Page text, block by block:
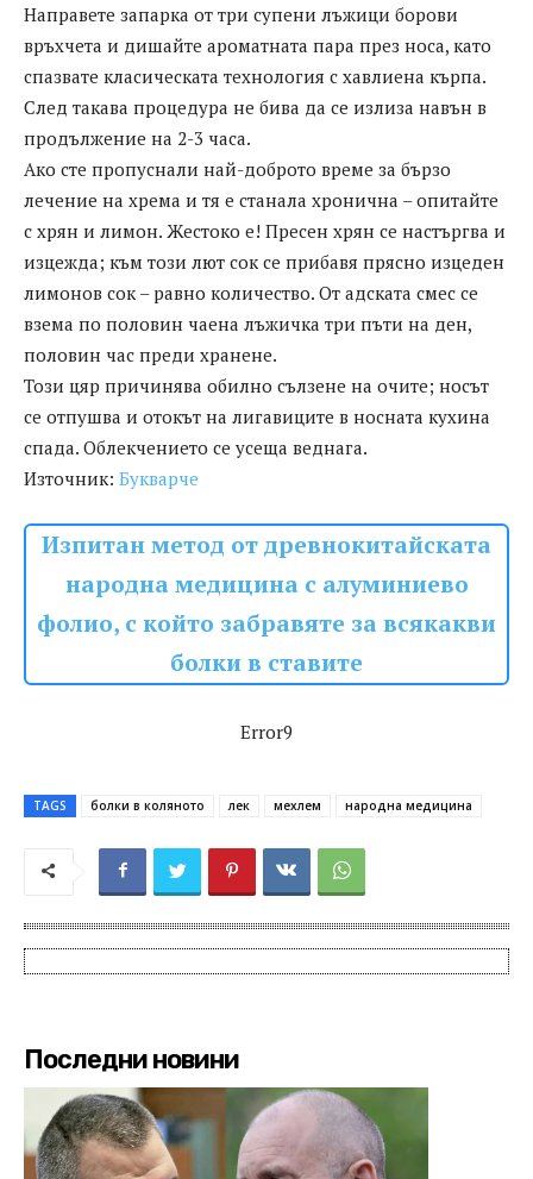
Направете запарка от три супени лъжици борови
връхчета и дишайте ароматната пара през носа, като
спазвате класическата технология с хавлиена кърпа.
След такава процедура не бива да се излиза навън в
продължение на 2-3 часа.
Ако сте пропуснали най-доброто време за бързо
лечение на хрема и тя е станала хронична – опитайте
с хрян и лимон. Жестоко е! Пресен хрян се настъргва и
изцежда; към този лют сок се прибавя прясно изцеден
лимонов сок – равно количество. От адската смес се
взема по половин чаена лъжичка три пъти на ден,
половин час преди хранене.
Този цяр причинява обилно сълзене на очите; носът
се отпушва и отокът на лигавиците в носната кухина
спада. Облекчението се усеща веднага.
Източник: Букварче
Изпитан метод от древнокитайската
народна медицина с алуминиево
фолио, с който забравяте за всякакви
болки в ставите
Error9
TAGS болки в коляното лек мехлем народна медицина
Последни новини